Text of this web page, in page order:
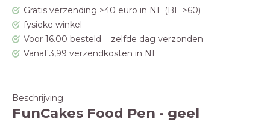
Gratis verzending >40 euro in NL (BE >60)
fysieke winkel
Voor 16.00 besteld = zelfde dag verzonden
Vanaf 3,99 verzendkosten in NL
Beschrijving
FunCakes Food Pen - geel